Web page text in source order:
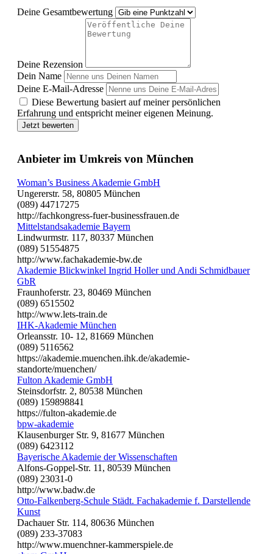
Deine Gesamtbewertung
Deine Rezension
Dein Name
Deine E-Mail-Adresse
Diese Bewertung basiert auf meiner persönlichen
Erfahrung und entspricht meiner eigenen Meinung.
Jetzt bewerten
Anbieter im Umkreis von München
Woman’s Business Akademie GmbH
Ungererstr. 58, 80805 München
(089) 44717275
http://fachkongress-fuer-businessfrauen.de
Mittelstandsakademie Bayern
Lindwurmstr. 117, 80337 München
(089) 51554875
http://www.fachakademie-bw.de
Akademie Blickwinkel Ingrid Holler und Andi Schmidbauer
GbR
Fraunhoferstr. 23, 80469 München
(089) 6515502
http://www.lets-train.de
IHK-Akademie München
Orleansstr. 10- 12, 81669 München
(089) 5116562
https://akademie.muenchen.ihk.de/akademie-
standorte/muenchen/
Fulton Akademie GmbH
Steinsdorfstr. 2, 80538 München
(089) 159898841
https://fulton-akademie.de
bpw-akademie
Klausenburger Str. 9, 81677 München
(089) 6423112
Bayerische Akademie der Wissenschaften
Alfons-Goppel-Str. 11, 80539 München
(089) 23031-0
http://www.badw.de
Otto-Falkenberg-Schule Städt. Fachakademie f. Darstellende
Kunst
Dachauer Str. 114, 80636 München
(089) 233-37083
http://www.muenchner-kammerspiele.de